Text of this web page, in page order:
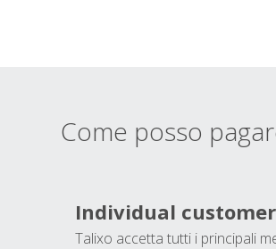
Come posso
Individual
Talixo accetta tutti i principali